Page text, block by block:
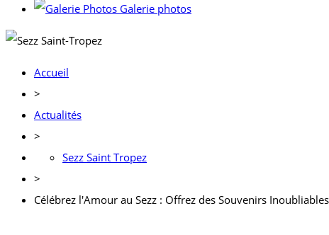
Galerie photos
Accueil
>
Actualités
>
Sezz Saint Tropez
>
Célébrez l'Amour au Sezz : Offrez des Souvenirs Inoubliables